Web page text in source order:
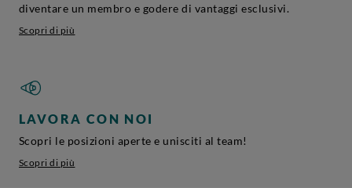
diventare un membro e godere di vantaggi esclusivi.
Scopri di più
LAVORA CON NOI
Scopri le posizioni aperte e unisciti al team!
Scopri di più